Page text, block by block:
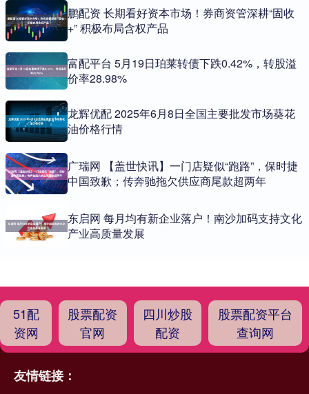
鹏配资 长期看好资本市场！券商资管深耕“固收
+” 积极布局含权产品
富配平台 5月19日珀莱转债下跌0.42%，转股溢
价率28.98%
龙辉优配 2025年6月8日全国主要批发市场葵花
油价格行情
广瑞网 【盖世快讯】一门店疑似“跑路”，保时捷
中国致歉；传奔驰拖欠供应商尾款超两年
东启网 每月均有新企业落户！南沙加码支持文化
产业高质量发展
51配
资网
股票配资
官网
四川炒股
配资
股票配资平台
查询网
友情链接：